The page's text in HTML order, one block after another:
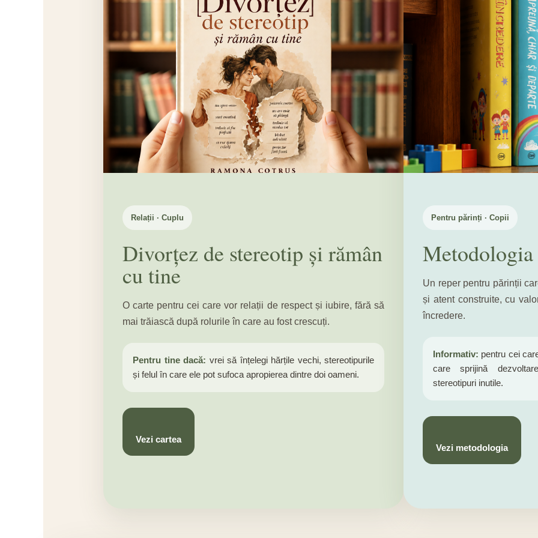
Relații · Cuplu
Divorțez de stereotip și rămân
cu tine
O carte pentru cei care vor relații de respect și iubire, fără să
mai trăiască după rolurile în care au fost crescuți.
Pentru tine dacă: vrei să înțelegi hărțile vechi, stereotipurile
și felul în care ele pot sufoca apropierea dintre doi oameni.
Vezi cartea
Pentru părinți · Copii
Un reper pentru părinții
și atent construite, cu
încredere.
Informativ: pentru cei
care sprijină
stereotipuri inutile.
Vezi metodologia